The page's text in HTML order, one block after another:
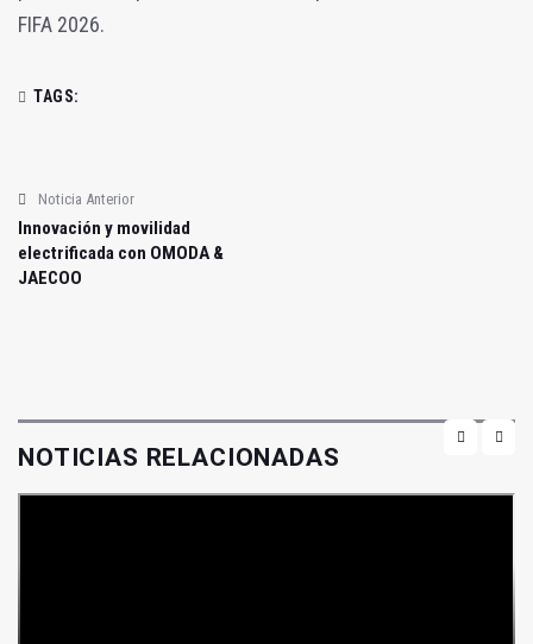
FIFA 2026.
TAGS:
Noticia Anterior
Innovación y movilidad
electrificada con OMODA &
JAECOO
NOTICIAS RELACIONADAS